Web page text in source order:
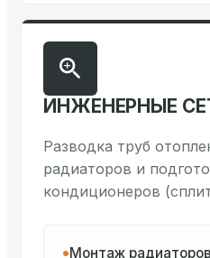
ИНЖЕНЕРНЫЕ
Разводка труб
радиаторов и
кондиционеров
Монтаж радиаторов